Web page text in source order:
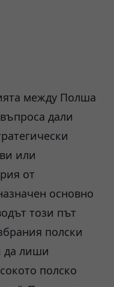
между Полша
дали
или
от
основно
този път
полски
да лиши
полско